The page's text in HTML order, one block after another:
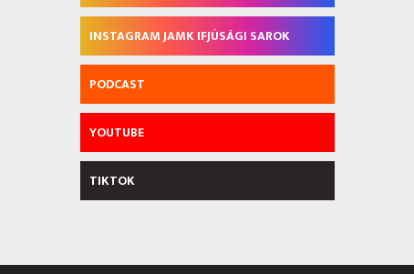
INSTAGRAM JAMK IFJÚSÁGI SAROK
PODCAST
YOUTUBE
TIKTOK